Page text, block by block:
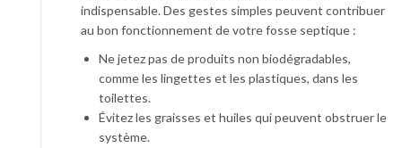
indispensable. Des gestes simples peuvent contribuer
au bon fonctionnement de votre fosse septique :
Ne jetez pas de produits non biodégradables,
comme les lingettes et les plastiques, dans les
toilettes.
Évitez les graisses et huiles qui peuvent obstruer le
système.